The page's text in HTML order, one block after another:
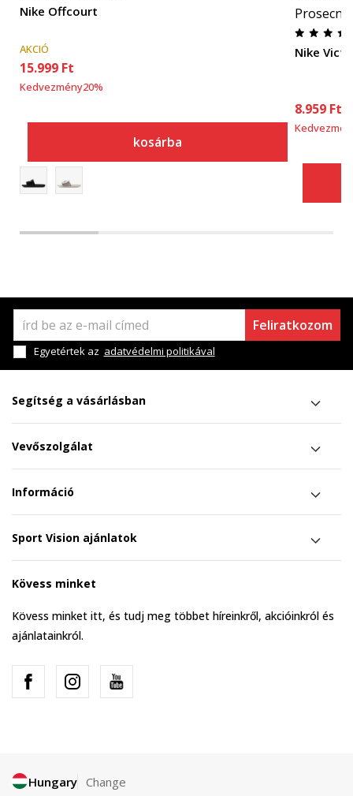
Nike Offcourt
AKCIÓ
15.999 Ft
Kedvezmény20%
kosárba
Nike
8.959 Ft
Feliratkozom
Egyetértek az adatvédelmi politikával
Segítség a vásárlásban
Vevőszolgálat
Információ
Sport Vision ajánlatok
Kövess minket
Kövess minket itt, és tudj meg többet híreinkről, akcióinkról és
ajánlatainkról.
Hungary Change